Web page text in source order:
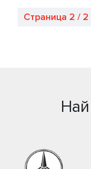
Страница 2 / 2